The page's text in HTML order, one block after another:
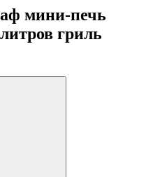
мини-печь
гриль